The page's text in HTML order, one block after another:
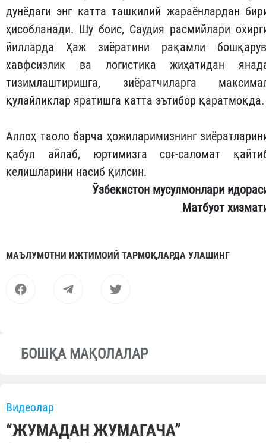
дунёдаги энг катта ташкилий жараёнлардан
ҳисобланади. Шу боис, Саудия расмийлари
йилларда Ҳаж зиёратини рақамли
хавфсизлик ва логистика жиҳатидан
тизимлаштиришга, зиёратчиларга
қулайликлар яратишга катта эътибор қаратмоқда.
Аллоҳ таоло барча ҳожиларимизнинг
қабул айлаб, юртимизга соғ-саломат
келишларини насиб қилсин.
Ўзбекистон мусулмонлари
Матбуот
МАЪЛУМОТНИ ИЖТИМОИЙ ТАРМОҚЛАРДА УЛАШИНГ
БОШҚА МАҚОЛАЛАР
Видеолар
“ЖУМАДАН ЖУМАГАЧА”